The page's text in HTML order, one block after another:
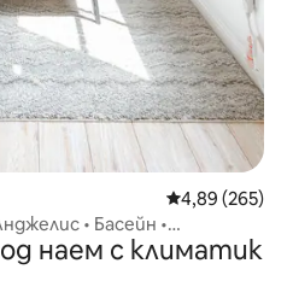
Средна
4,89 (265)
• Басейн •
паркиране • B.H
наем с климатик